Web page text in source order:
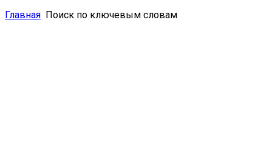
Главная Поиск по ключевым словам